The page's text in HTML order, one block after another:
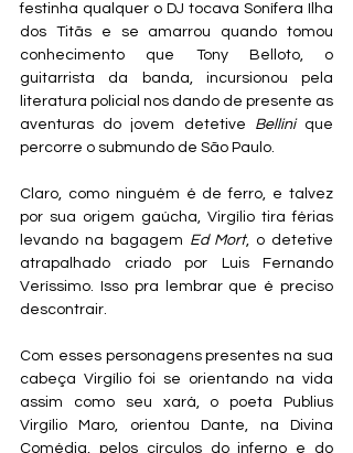
festinha qualquer o DJ tocava Sonífera Ilha
dos Titãs e se amarrou quando tomou
conhecimento que Tony Belloto, o
guitarrista da banda, incursionou pela
literatura policial nos dando de presente as
aventuras do jovem detetive Bellini que
percorre o submundo de São Paulo.
Claro, como ninguém é de ferro, e talvez
por sua origem gaúcha, Virgílio tira férias
levando na bagagem Ed Mort, o detetive
atrapalhado criado por Luis Fernando
Veríssimo. Isso pra lembrar que é preciso
descontrair.
Com esses personagens presentes na sua
cabeça Virgílio foi se orientando na vida
assim como seu xará, o poeta Publius
Virgílio Maro, orientou Dante, na Divina
Comédia, pelos círculos do inferno e do